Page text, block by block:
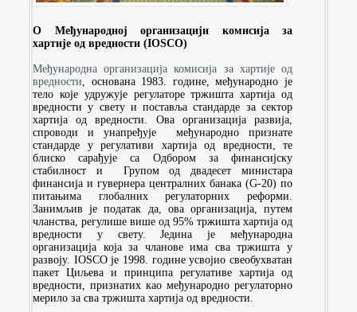
О Међународној организацији комисија за
хартије од вредности (IOSCO)
Међународна организација комисија за хартије од
вредности, основана 1983. године, међународно је
тело које удружује регулаторе тржишта хартија од
вредности у свету и поставља стандарде за сектор
хартија од вредности. Ова организација развија,
спроводи и унапређује међународно признате
стандарде у регулативи хартија од вредности, те
блиско сарађује са Одбором за финансијску
стабилност и Групом од двадесет министара
финансија и гувернера централних банака (G-20) по
питањима глобалних регулаторних реформи.
Занимљив је податак да, ова организација, путем
чланства, регулише више од 95% тржишта хартија од
вредности у свету. Једина је међународна
организација која за чланове има сва тржишта у
развоју. IOSCO је 1998. године усвојио свеобухватан
пакет Циљева и принципа регулативе хартија од
вредности, признатих као међународно регулаторно
мерило за сва тржишта хартија од вредности.